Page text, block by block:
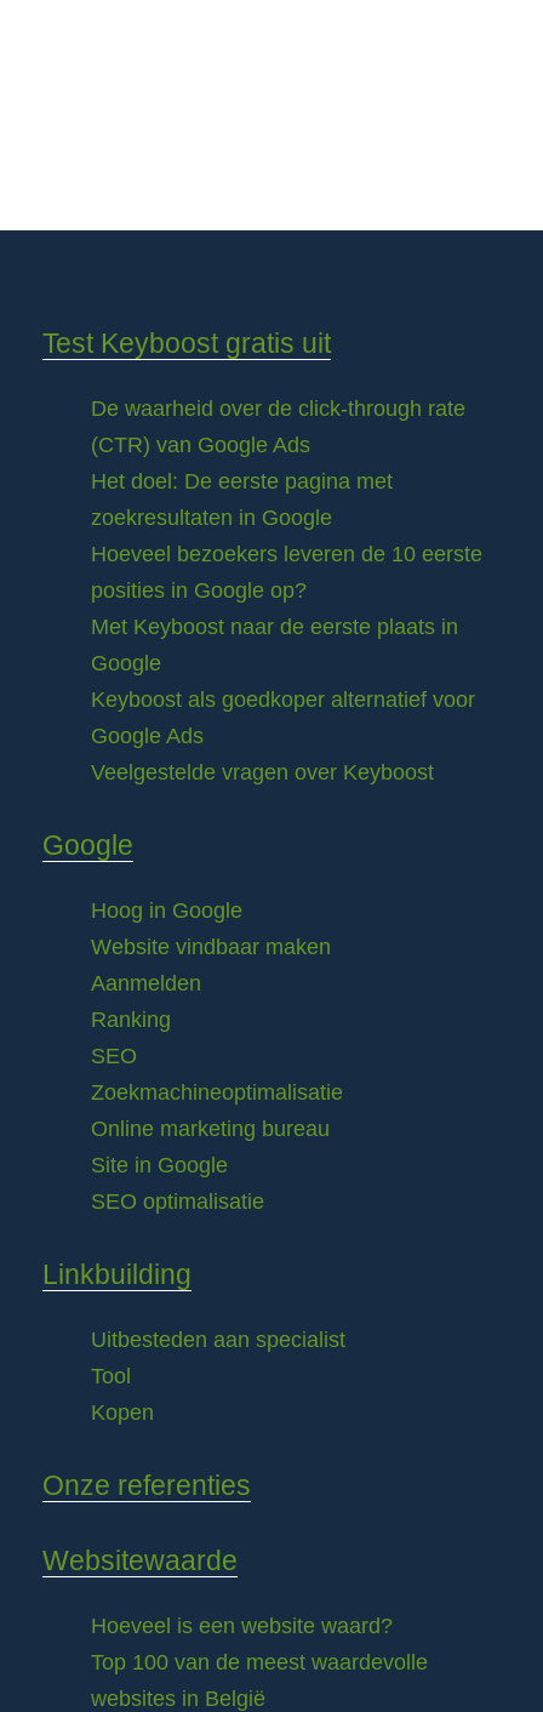
Test Keyboost gratis uit
De waarheid over de click-through rate
(CTR) van Google Ads
Het doel: De eerste pagina met
zoekresultaten in Google
Hoeveel bezoekers leveren de 10 eerste
posities in Google op?
Met Keyboost naar de eerste plaats in
Google
Keyboost als goedkoper alternatief voor
Google Ads
Veelgestelde vragen over Keyboost
Google
Hoog in Google
Website vindbaar maken
Aanmelden
Ranking
SEO
Zoekmachineoptimalisatie
Online marketing bureau
Site in Google
SEO optimalisatie
Linkbuilding
Uitbesteden aan specialist
Tool
Kopen
Onze referenties
Websitewaarde
Hoeveel is een website waard?
Top 100 van de meest waardevolle
websites in België